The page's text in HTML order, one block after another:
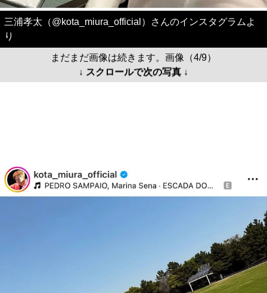
三浦孝太（@kota_miura_official）さんのインスタグラムよ
り
まだまだ画像は続きます。画像（4/9）
↓ スクロールで次の写真 ↓